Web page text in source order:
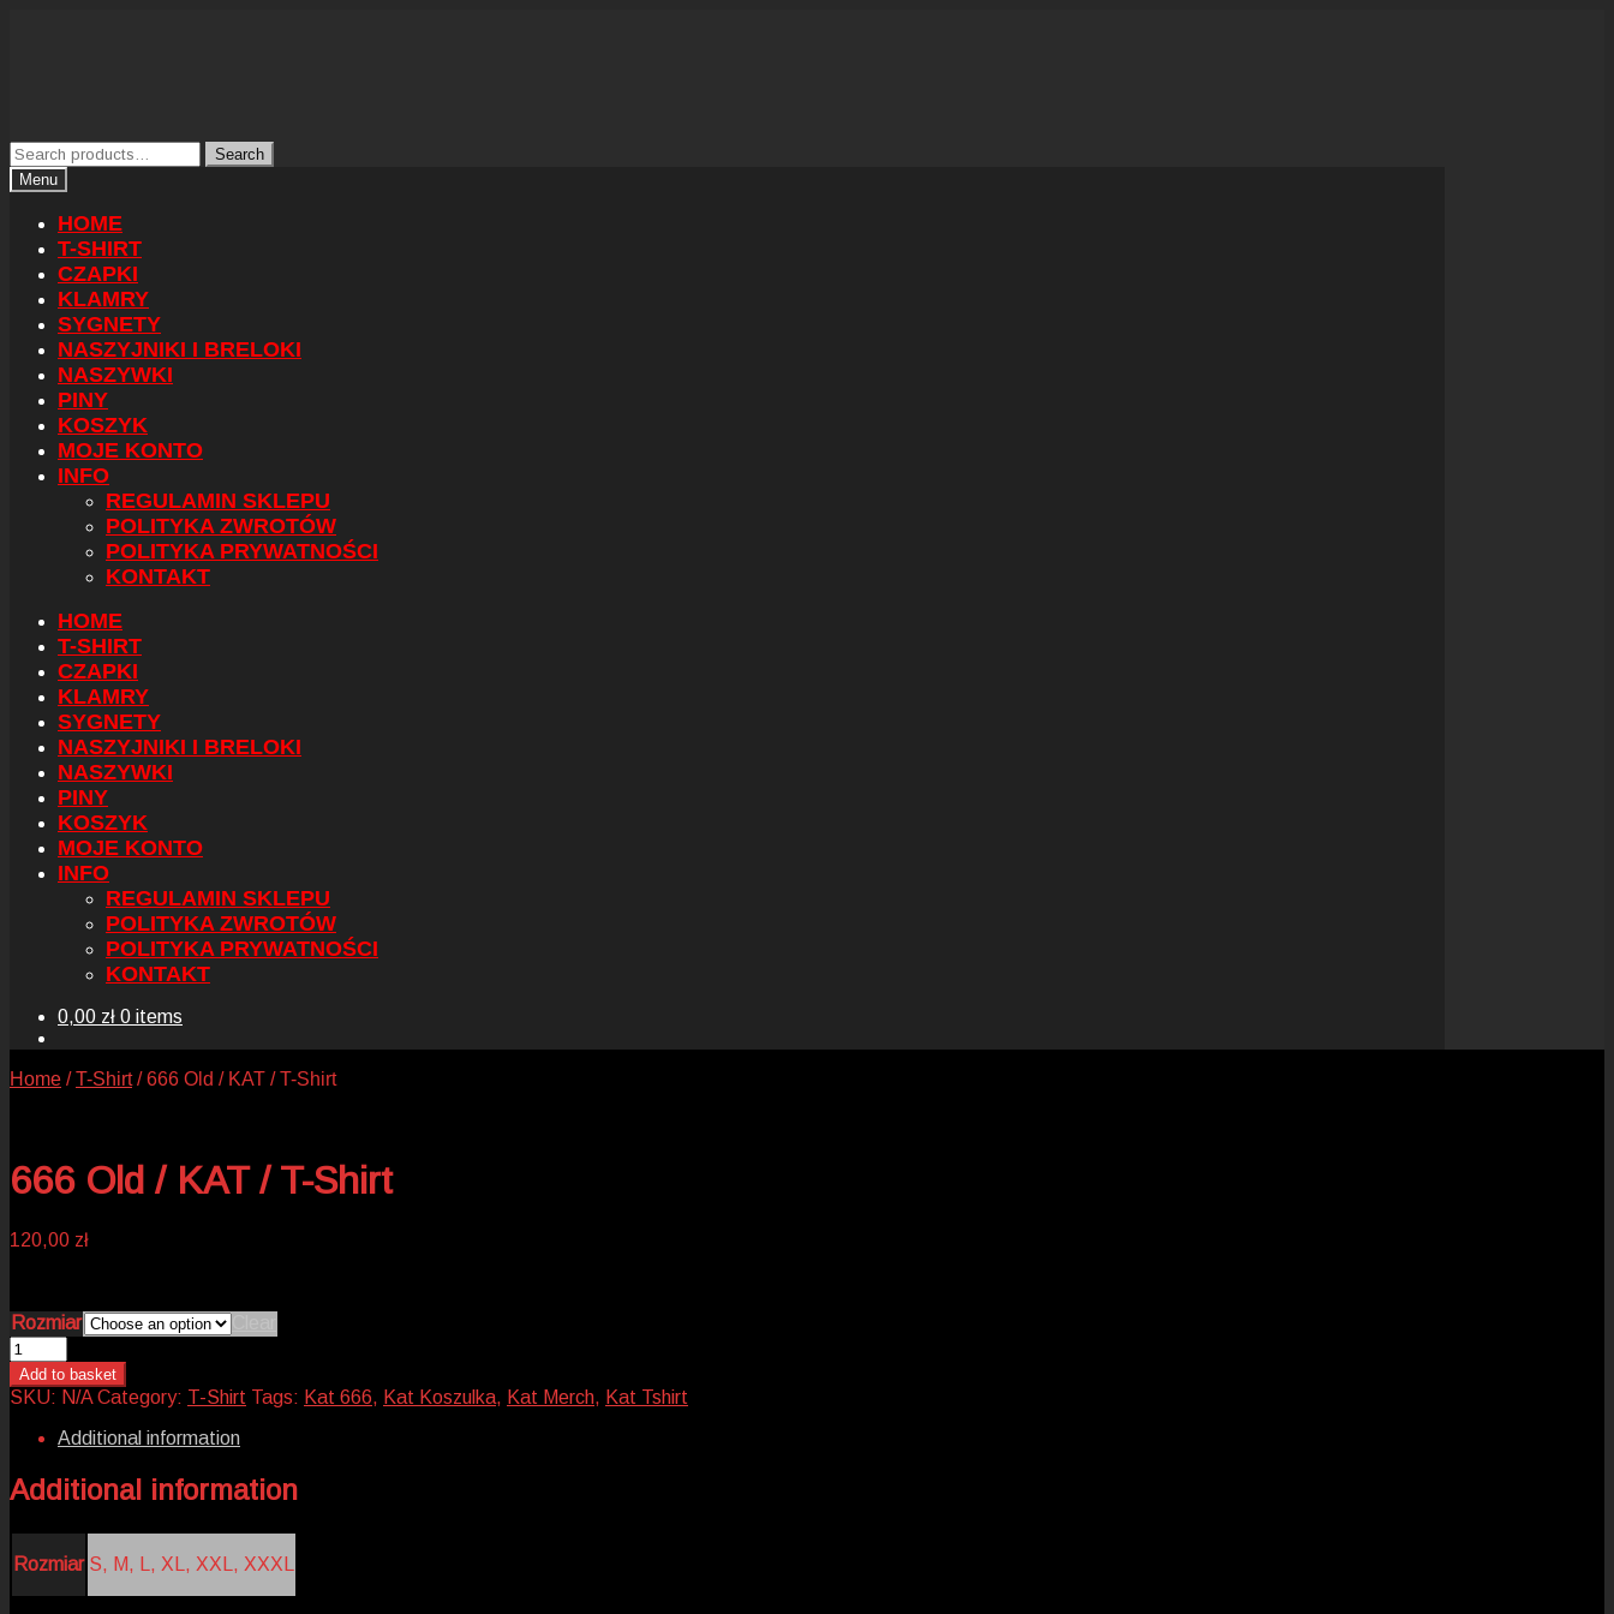
Skip
to
navigation
Skip
to
content
Search
for:
Search
Menu
HOME
T-SHIRT
CZAPKI
KLAMRY
SYGNETY
NASZYJNIKI I BRELOKI
NASZYWKI
PINY
KOSZYK
MOJE KONTO
INFO
REGULAMIN SKLEPU
POLITYKA ZWROTÓW
POLITYKA PRYWATNOŚCI
KONTAKT
HOME
T-SHIRT
CZAPKI
KLAMRY
SYGNETY
NASZYJNIKI I BRELOKI
NASZYWKI
PINY
KOSZYK
MOJE KONTO
INFO
REGULAMIN SKLEPU
POLITYKA ZWROTÓW
POLITYKA PRYWATNOŚCI
KONTAKT
0,00 zł 0 items
Home /T-Shirt/666 Old / KAT / T-Shirt
666 Old / KAT / T-Shirt
120,00 zł
Rozmiar
666
Old
/
KAT
Shirt
quantity
Add to basket
SKU: N/A Category: T-Shirt Tags: Kat 666, Kat Koszulka, Kat Merch, Kat Tshirt
Additional information
Additional information
Rozmiar S, M, L, XL, XXL, XXXL